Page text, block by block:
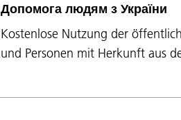
Допомога людям з України
Kostenlose Nutzung der
und Personen mit Herkunft aus